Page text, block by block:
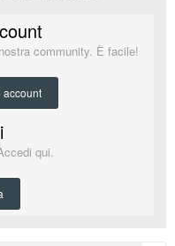
community. È facile!
account
qui.